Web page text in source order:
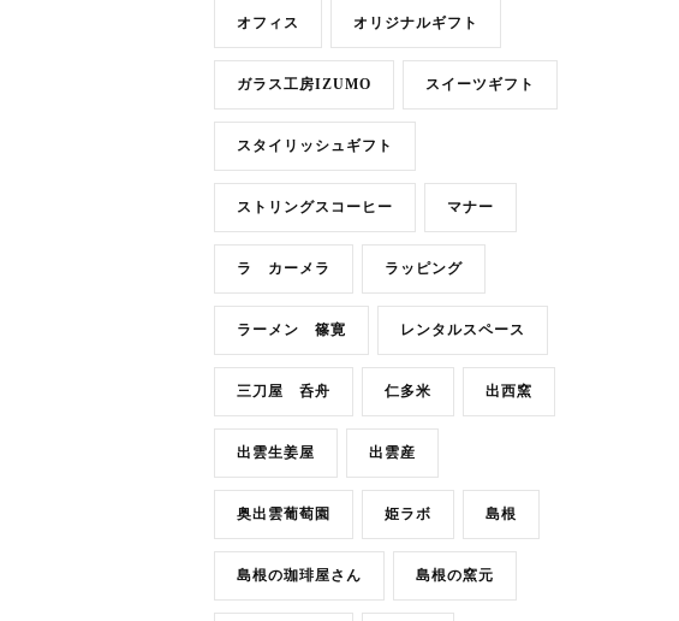
オフィス オリジナルギフト
ガラス工房IZUMO スイーツギフト
スタイリッシュギフト
ストリングスコーヒー マナー
ラ カーメラ ラッピング
ラーメン 篠寛 レンタルスペース
三刀屋 呑舟 仁多米 出西窯
出雲生姜屋 出雲産
奥出雲葡萄園 姫ラボ 島根
島根の珈琲屋さん 島根の窯元